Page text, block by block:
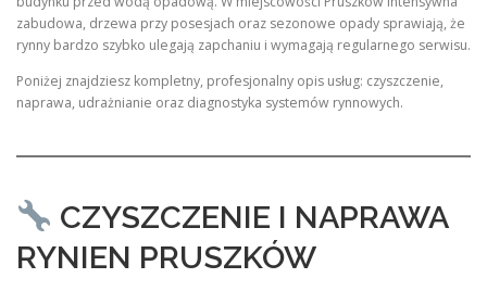
zabudowa, drzewa przy posesjach oraz sezonowe opady sprawiają, że
rynny bardzo szybko ulegają zapchaniu i wymagają regularnego serwisu.
Poniżej znajdziesz kompletny, profesjonalny opis usług: czyszczenie,
naprawa, udrażnianie oraz diagnostyka systemów rynnowych.
CZYSZCZENIE I NAPRAWA
RYNIEN PRUSZKÓW